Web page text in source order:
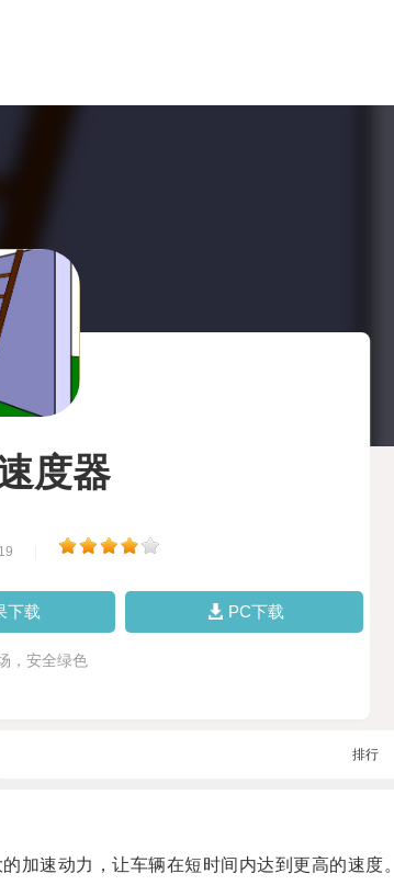
度器
下载 PC下载
，安全绿色
排行
速动力，让车辆在短时间内达到更高的速度。